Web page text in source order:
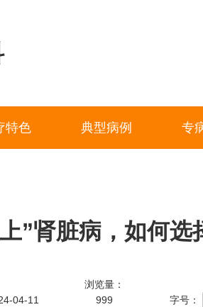
特色 典型病例 专
”肾脏病，如何选
04-11
浏览量：
999
字号：
字号